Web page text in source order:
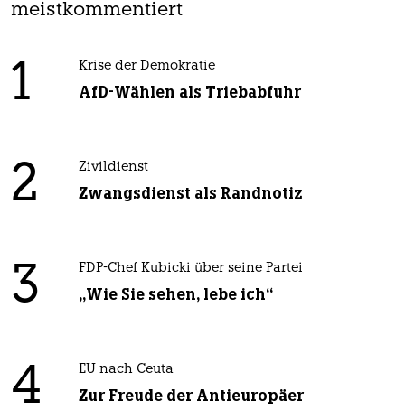
meistkommentiert
1 Krise der Demokratie
AfD-Wählen als Triebabfuhr
2 Zivildienst
Zwangsdienst als Randnotiz
3 FDP-Chef Kubicki über seine Partei
„Wie Sie sehen, lebe ich“
4 EU nach Ceuta
Zur Freude der Antieuropäer